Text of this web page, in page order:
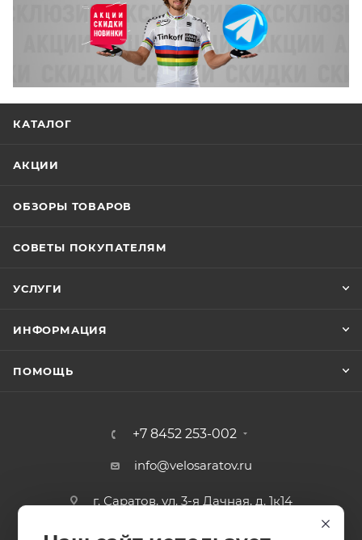
КАТАЛОГ
АКЦИИ
ОБЗОРЫ ТОВАРОВ
СОВЕТЫ ПОКУПАТЕЛЯМ
УСЛУГИ
ИНФОРМАЦИЯ
ПОМОЩЬ
+7 8452 253-002
info@velosaratov.ru
г. Саратов, ул. 3-я Дачная, д. 1к14